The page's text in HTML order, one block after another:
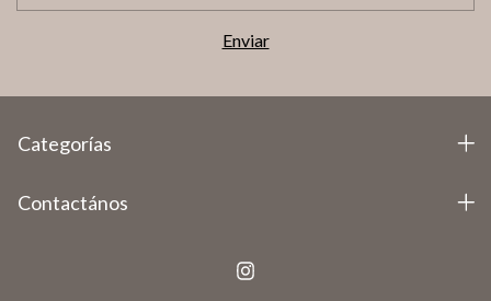
Categorías
Contactános